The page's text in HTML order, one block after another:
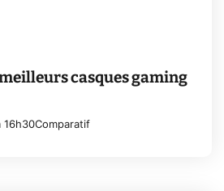
casques gaming
16h30Comparatif